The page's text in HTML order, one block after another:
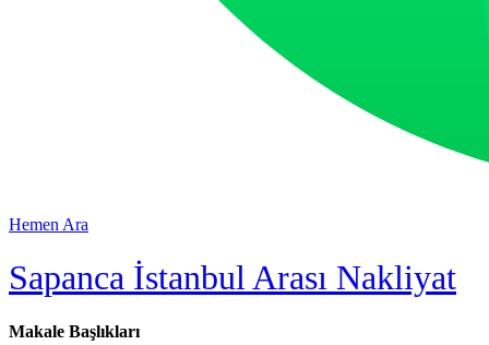
Hemen Ara
Sapanca İstanbul Arası Nakliyat
Makale Başlıkları